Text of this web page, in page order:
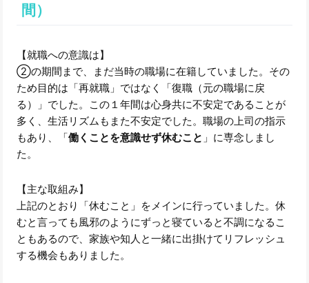
間）
【就職への意識は】
②の期間まで、まだ当時の職場に在籍していました。その
ため目的は「再就職」ではなく「復職（元の職場に戻
る）」でした。この１年間は心身共に不安定であることが
多く、生活リズムもまた不安定でした。職場の上司の指示
もあり、「働くことを意識せず休むこと 」に専念しまし
た。
【主な取組み】
上記のとおり「休むこと」をメインに行っていました。休
むと言っても風邪のようにずっと寝ていると不調になるこ
ともあるので、家族や知人と一緒に出掛けてリフレッシュ
する機会もありました。